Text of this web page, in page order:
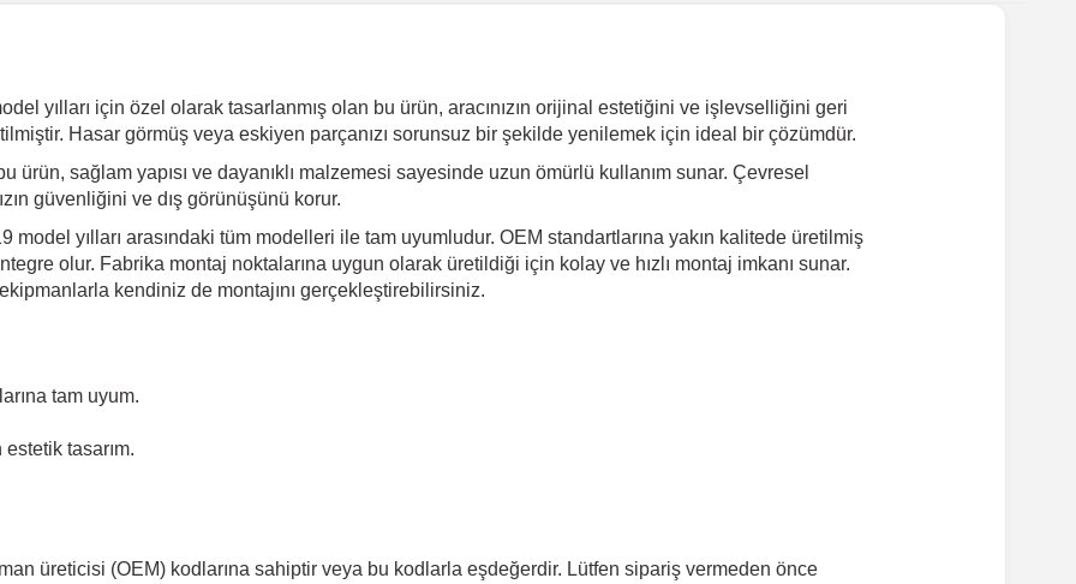
yılları için özel olarak tasarlanmış olan bu ürün, aracınızın orijinal estetiğini ve işlevselliğini geri
Hasar görmüş veya eskiyen parçanızı sorunsuz bir şekilde yenilemek için ideal bir çözümdür.
sağlam yapısı ve dayanıklı malzemesi sayesinde uzun ömürlü kullanım sunar. Çevresel
güvenliğini ve dış görünüşünü korur.
yılları arasındaki tüm modelleri ile tam uyumludur. OEM standartlarına yakın kalitede üretilmiş
olur. Fabrika montaj noktalarına uygun olarak üretildiği için kolay ve hızlı montaj imkanı sunar.
kendiniz de montajını gerçekleştirebilirsiniz.
tam uyum.
tasarım.
üreticisi (OEM) kodlarına sahiptir veya bu kodlarla eşdeğerdir. Lütfen sipariş vermeden önce